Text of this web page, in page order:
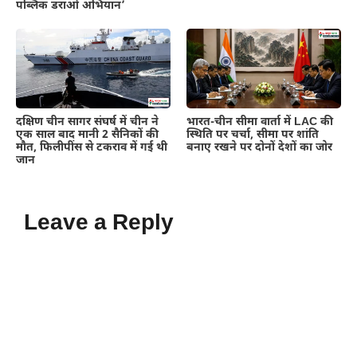
पब्लिक डराओ अभियान’
दक्षिण चीन सागर संघर्ष में चीन ने
एक साल बाद मानी 2 सैनिकों की
मौत, फिलीपींस से टकराव में गई थी
जान
भारत-चीन सीमा वार्ता में LAC की
स्थिति पर चर्चा, सीमा पर शांति
बनाए रखने पर दोनों देशों का जोर
Leave a Reply